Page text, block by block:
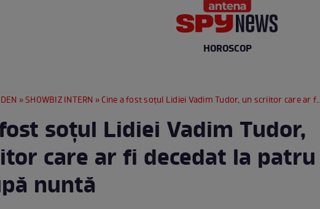
HOROSCOP
»SHOWBIZ INTERN » Cine a fost soțul Lidiei Vadim Tudor, un scriitor care ar fi decedat la patru luni după nuntă
soțul Lidiei Vadim Tudor,
care ar fi decedat la patru
nuntă